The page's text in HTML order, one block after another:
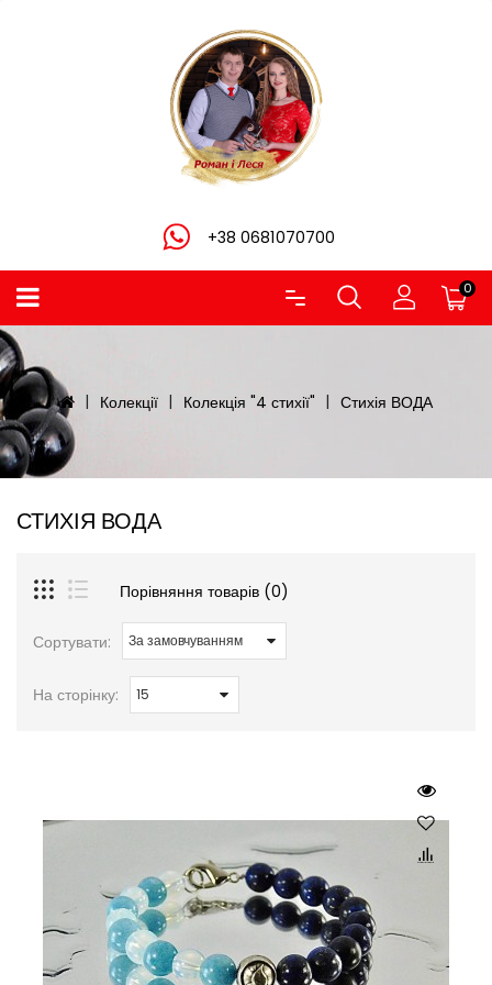
+38 0681070700
0
Колекції Колекція "4 стихії" Стихія ВОДА
СТИХІЯ ВОДА
Порівняння товарів (0)
Сортувати:
На сторінку: